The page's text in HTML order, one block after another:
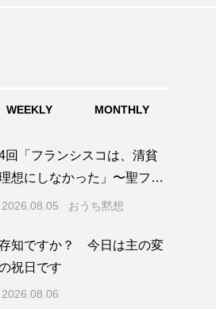
WEEKLY MONTHLY
回「フランシスコは、清貧
想にしなかった」〜聖フラ
スコ年黙想講話〜
2026.08.05 おうち黙想
知ですか？ 今日は主の変
祝日です
2026.08.06